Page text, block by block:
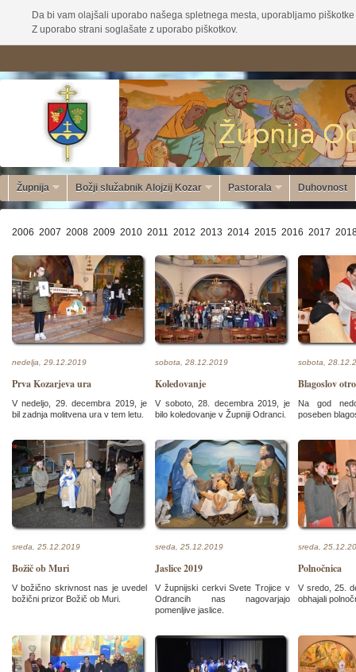
Da bi vam olajšali uporabo našega spletnega mesta, uporabljamo
Z uporabo strani soglašate z uporabo piškotkov.
Župnija Božji služabnik Alojzij Kozar Pastorala Duhovnost
2006 2007 2008 2009 2010 2011 2012 2013 2014 2015 2016 2017
nedelja, 29.12.2019
Prva Kozarjeva ura
V nedeljo, 29. decembra 2019, je
bil zadnja molitvena ura v tem letu.
sobota, 28.12.2019
Koledovanje
V soboto, 28. decembra 2019, je
bilo koledovanje v Župniji Odranci.
sobota,
Blagoslov
Na god
poseben
sreda, 25.12.2019
Božič ob Muri
V božično skrivnost nas je uvedel
božični prizor Božič ob Muri.
sreda, 25.12.2019
Jaslice 2019
V župnijski cerkvi Svete Trojice v
Odrancih nas nagovarjajo
pomenljive jaslice.
sreda,
Polnočnica
V sredo, 25.
obhajali